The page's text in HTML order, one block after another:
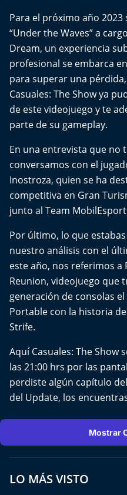
La Ruta del Pulsar
Psicología Abierta
Impacto Tecnológico
Sesiones Dieciocheras
Expreso PM
Conecta Vida
El Mejor País de Chile
Te invito a tomar once
Bío Bío en Ruta
Especiales
Chiche cuadra y su parrilla
Motorfem
Agenda Propia
Chile, Historia de 30 años
Carrera a La Moneda
Aquí Estamos
Para el próximo año
“Under the Waves” a
Dream, un experiencia
profesional se embarca
para superar una
Casuales: The Show ya
de este videojuego y te
parte de su gameplay.
En una entrevista que no
conversamos con el
Inostroza, quien se ha
competitiva en Gran
junto al Team
Por último, lo que
nuestro análisis con el
este año, nos referimos a
Reunion, videojuego que
generación de consolas
Portable con la historia
Strife.
Aquí Casuales: The Show
las 21:00 hrs por las
perdiste algún capítulo
del Update, los
Mostrar
LO MÁS VISTO